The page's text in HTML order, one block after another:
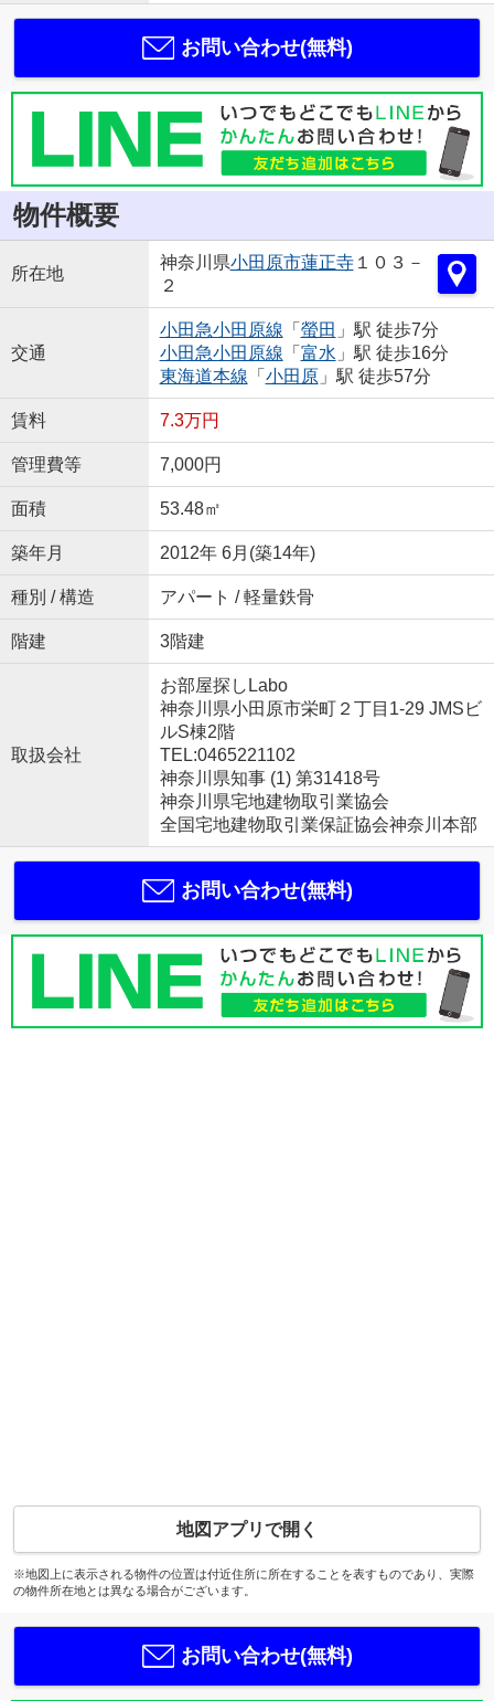
お問い合わせ(無料)
物件概要
所在地
神奈川県小田原市蓮正寺１０３－
２
交通
小田急小田原線 「 螢田 」駅 徒歩7分
小田急小田原線 「 富水 」駅 徒歩16分
東海道本線 「 小田原」駅 徒歩57分
賃料 7.3万円
管理費等 7,000円
面積 53.48㎡
築年月 2012年 6月(築14年)
種別 / 構造 アパート / 軽量鉄骨
階建 3階建
取扱会社
お部屋探しLabo
神奈川県小田原市栄町２丁目1-29 JMSビ
ルS棟2階
TEL:0465221102
神奈川県知事 (1) 第31418号
神奈川県宅地建物取引業協会
全国宅地建物取引業保証協会神奈川本部
お問い合わせ(無料)
地図アプリで開く
※地図上に表示される物件の位置は付近住所に所在することを表すものであり、実際
の物件所在地とは異なる場合がございます。
お問い合わせ(無料)